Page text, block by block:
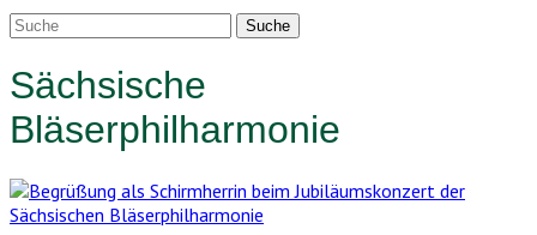
Sächsische
Bläserphilharmonie